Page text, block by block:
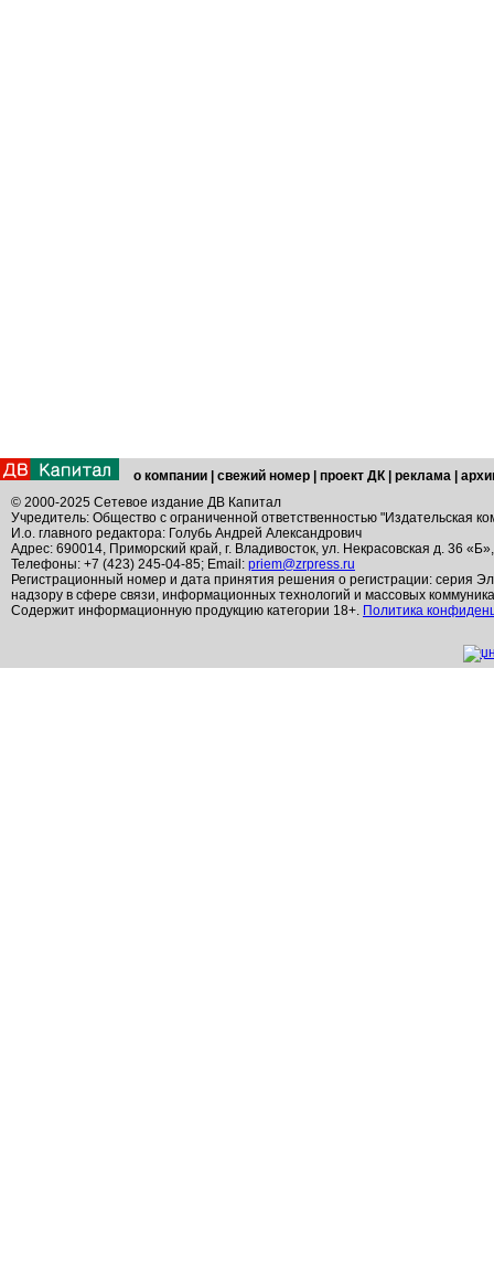
о компании свежий номер проект ДК реклама
© 2000-2025 Сетевое издание ДВ Капитал
Учредитель: Общество с ограниченной ответственностью "Издательская
И.о. главного редактора: Голубь Андрей Александрович
Адрес: 690014, Приморский край, г. Владивосток, ул. Некрасовская д. 36
Телефоны: +7 (423) 245-04-85; Email: priem@zrpress.ru
Регистрационный номер и дата принятия решения о регистрации: серия
надзору в сфере связи, информационных технологий и массовых
Содержит информационную продукцию категории 18+. Политика